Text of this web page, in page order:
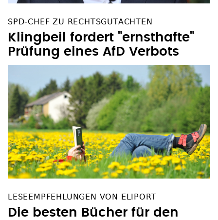
SPD-CHEF ZU RECHTSGUTACHTEN
Klingbeil fordert "ernsthafte"
Prüfung eines AfD Verbots
LESEEMPFEHLUNGEN VON ELIPORT
Die besten Bücher für den